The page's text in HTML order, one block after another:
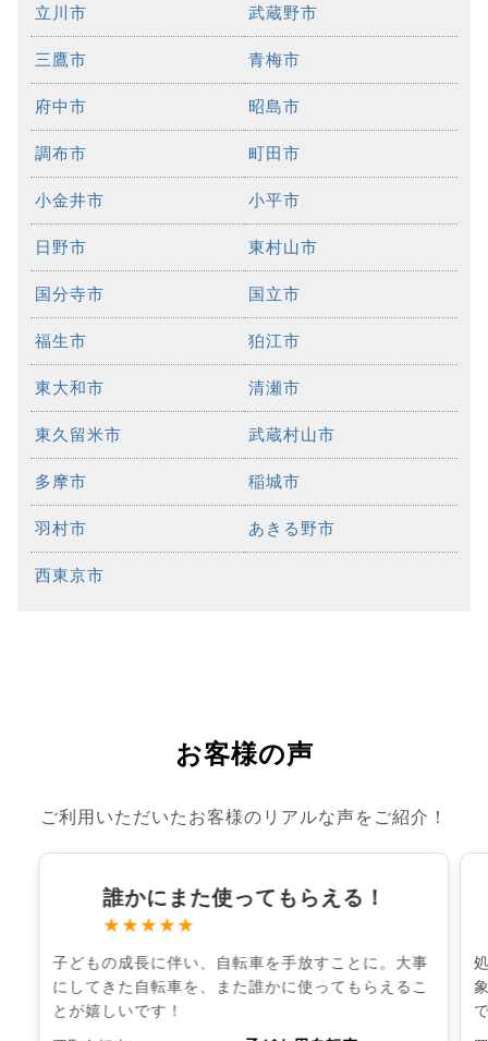
立川市 武蔵野市
三鷹市 青梅市
府中市 昭島市
調布市 町田市
小金井市 小平市
日野市 東村山市
国分寺市 国立市
福生市 狛江市
東大和市 清瀬市
東久留米市 武蔵村山市
多摩市 稲城市
羽村市 あきる野市
西東京市
お客様の声
ご利用いただいたお客様のリアルな声をご紹介！
誰かにまた使ってもらえる！
★★★★★
子どもの成長に伴い、自転車を手放すことに。大事
にしてきた自転車を、また誰かに使ってもらえるこ
とが嬉しいです！